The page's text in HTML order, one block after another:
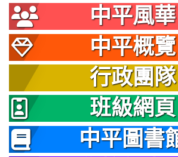
中平風華
中平概覽
行政團隊
班級網頁
中平圖書